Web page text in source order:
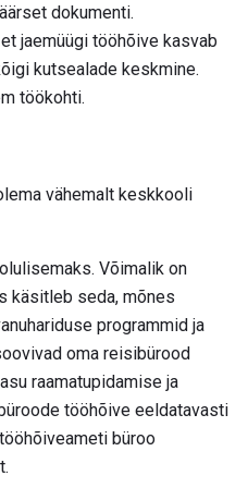
dokumenti.
jaemüügi tööhõive kasvab
kutsealade keskmine.
töökohti.
vähemalt keskkooli
Võimalik on
käsitleb seda, mõnes
programmid ja
oma reisibürood
raamatupidamise ja
tööhõive eeldatavasti
büroo